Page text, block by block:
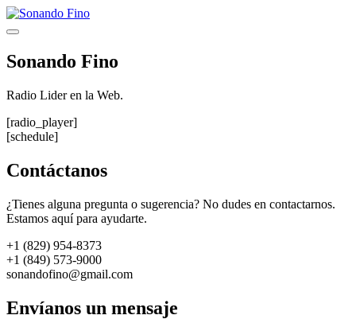
Saltar
al
Menú
Sonando Fino
Radio Lider en la Web.
[radio_player]
[schedule]
Contáctanos
¿Tienes alguna pregunta o sugerencia? No dudes en contactarnos.
Estamos aquí para ayudarte.
+1 (829) 954-8373
+1 (849) 573-9000
sonandofino@gmail.com
Envíanos un mensaje